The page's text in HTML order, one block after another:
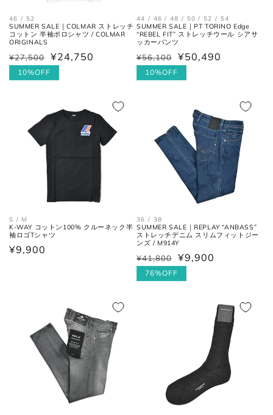
46 / 52
SUMMER SALE｜COLMAR ストレッチ
コットン 半袖ポロシャツ / COLMAR
ORIGINALS
通
常
¥27,500
セ
ー
¥24,750
10%OFF
44 / 46 / 48 / 50 / 52 / 54
SUMMER SALE｜PT TORINO Edge
“REBEL FIT” ストレッチウール シアサ
ッカーパンツ
通
常
¥56,100
セ
ー
¥50,490
10%OFF
S / M
K-WAY コットン100% クルーネック半
袖ロゴTシャツ
通
¥9,900
36 / 38
SUMMER SALE｜REPLAY “ANBASS”
ストレッチデニム スリムフィットジー
ンズ / M914Y
通
常
¥41,800
セ
ー
¥9,900
76%OFF
股下の縫い目の交点から、内側の
シームに沿った裾までの長さ。
太腿幅
股下の縫い目の交点から、5cm裾
んだ長さ。
裾の端と端を結んだ長さ。
ネクタイ
大剣と小剣の先端を結んだ長さ。
大剣の剣先幅。
シューズ
全長
アウトソールに沿って前後の先端
を結んだ長さ。